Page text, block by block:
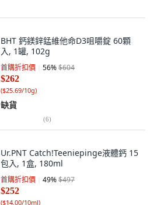
BHT 鈣鎂鋅錳維他命D3咀嚼錠 60顆
入, 1罐, 102g
首購折扣價 56%$604
$262
($25.69/10g)
缺貨
(6)
Ur.PNT Catch!Teeniepinge液體鈣 15
包入, 1盒, 180ml
首購折扣價 49%$497
$252
($14.00/10ml)